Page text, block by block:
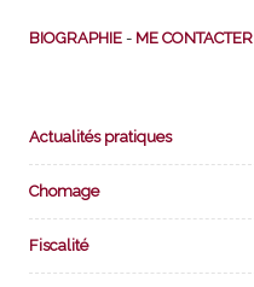
BIOGRAPHIE - ME CONTACTER
Actualités pratiques
Chomage
Fiscalité